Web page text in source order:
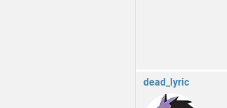
dead_lyric